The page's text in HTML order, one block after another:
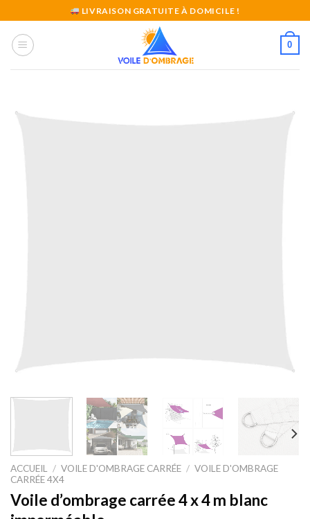
to
content
LIVRAISON GRATUITE À DOMICILE !
0
ACCUEIL / VOILE D'OMBRAGE CARRÉE / VOILE D'OMBRAGE
CARRÉE 4X4
Voile d’ombrage carrée 4 x 4 m blanc